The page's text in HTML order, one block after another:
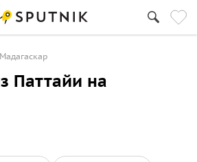
Мадагаскар
Паттайи на